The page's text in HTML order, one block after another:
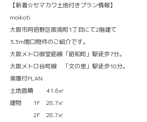
【新着☆セマカワ土地付きプラン情報】
moikoti
大阪市阿倍野区阪南町1丁目にて2階建て
3.3ｍ間口物件のご紹介です。
大阪メトロ御堂筋線「昭和町」駅徒歩7分。
大阪メトロ谷町線 「文の里」駅徒歩10分。
車庫付PLAN
土地面積 41.6㎡
建物 1F 28.7㎡
2F 28.7㎡